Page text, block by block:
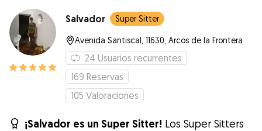
Salvador Super Sitter
Avenida Santiscal, 11630, Arcos de la Frontera
24 Usuarios recurrentes
169 Reservas
105 Valoraciones
¡Salvador es un Super Sitter! Los Super Sitters